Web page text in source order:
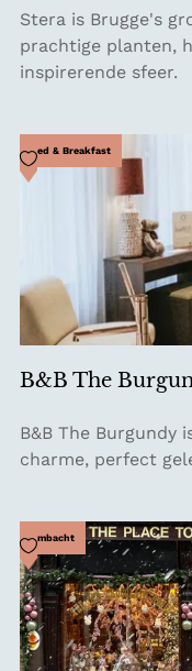
P
l
a
e
n
k
e
K
ff
i
b
a
r
S
t
e
Stera is Brugge's
prachtige planten,
inspirerende sfeer.
B&B The
B
&
h
e
B
u
r
Bed & Breakfast
Voeg toe als favoriet
B&B The Burgundy
charme, perfect
Ambacht
Voeg toe als